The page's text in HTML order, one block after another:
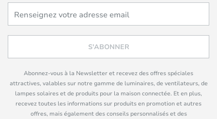
S'ABONNER
Abonnez-vous à la Newsletter et recevez des offres spéciales
attractives, valables sur notre gamme de luminaires, de ventilateurs, de
lampes solaires et de produits pour la maison connectée. Et en plus,
recevez toutes les informations sur produits en promotion et autres
offres, mais également des conseils personnalisés et des